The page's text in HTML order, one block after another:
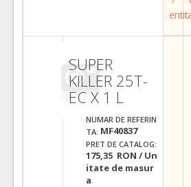
SUPER
KILLER 25T-
EC X 1 L
NUMAR DE REFERIN
TA: MF40837
PRET DE CATALOG:
175,35 RON / Un
itate de masur
a